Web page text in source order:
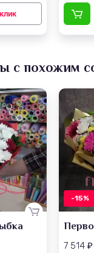
с похожим
-15%
7 514 ₽